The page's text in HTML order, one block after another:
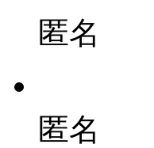
匿名
匿名